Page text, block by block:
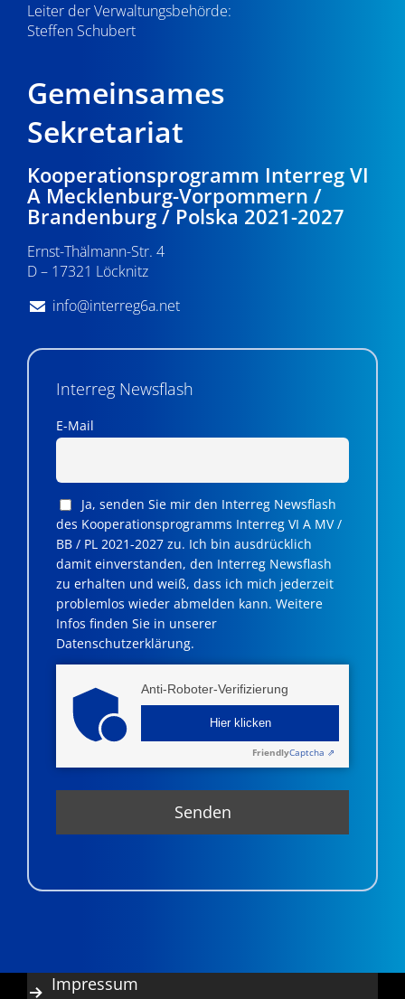
Leiter der Verwaltungsbehörde:
Steffen Schubert
Gemeinsames
Sekretariat
Kooperationsprogramm Interreg VI
A Mecklenburg-Vorpommern /
Brandenburg / Polska 2021-2027
Ernst-Thälmann-Str. 4
D – 17321 Löcknitz
info@interreg6a.net
Interreg Newsflash
E-Mail
Ja, senden Sie mir den Interreg Newsflash
des Kooperationsprogramms Interreg VI A MV /
BB / PL 2021-2027 zu. Ich bin ausdrücklich
damit einverstanden, den Interreg Newsflash
zu erhalten und weiß, dass ich mich jederzeit
problemlos wieder abmelden kann. Weitere
Infos finden Sie in unserer
Datenschutzerklärung.
Anti-Roboter-Verifizierung
Hier klicken
FriendlyCaptcha ⇗
Impressum